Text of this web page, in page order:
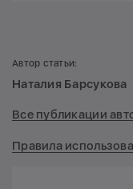
Автор статьи:
Наталия Барсукова
Все публикации
Правила